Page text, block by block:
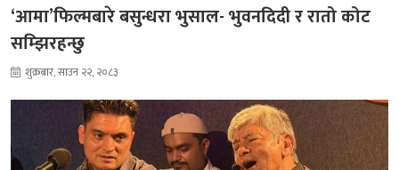
‘आमा’फिल्मबारे बसुन्धरा भुसाल- भुवनदिदी र रातो कोट
सम्झिरहन्छु
शुक्रबार, साउन २२, २०८३